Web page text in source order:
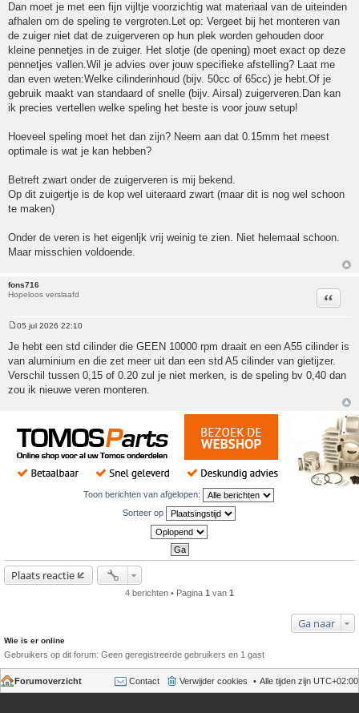
Dan moet je met een fijn vijltje voorzichtig wat materiaal van de uiteinden
afhalen om de speling te vergroten.Let op: Vergeet bij het monteren van
de zuiger niet dat de zuigerveren op hun plek worden gehouden door
kleine pennetjes in de zuiger. Het slotje (de opening) moet exact op deze
pennetjes vallen.Wil je advies over jouw specifieke afstelling? Laat me
dan even weten:Welke cilinderinhoud (bijv. 50cc of 65cc) je hebt.Of je
gebruik maakt van standaard of snelle (bijv. Airsal) zuigerveren.Dan kan
ik precies vertellen welke speling het beste is voor jouw setup!
Hoeveel speling moet het dan zijn? Neem aan dat 0.15mm het meest
optimale is wat je kan hebben?
Betreft zwart onder de zuigerveren is mij bekend.
Op dit zuigertje is de kop wel uiteraard zwart (maar dit is nog wel schoon
te maken)
Onder de veren is het eigenljk vrij weinig te zien. Niet helemaal schoon.
Maar misschien voldoende.
fons716
Hopeloos verslaafd
Citeer
Bericht
05 jul 2026 22:10
Je hebt een std cilinder die GEEN 10000 rpm draait en een A55 cilinder is
van aluminium en die zet meer uit dan een std A5 cilinder van gietijzer.
Verschil tussen 0,15 of 0.20 zul je niet merken, is de speling bv 0,40 dan
zou ik nieuwe veren monteren.
Toon berichten van afgelopen:
Sorteer op
Plaats reactie
4 berichten • Pagina 1 van 1
Ga naar
Wie is er online
Gebruikers op dit forum: Geen geregistreerde gebruikers en 1 gast
Forumoverzicht Alle tijden zijn UTC+02:00
Verwijder cookies
Contact